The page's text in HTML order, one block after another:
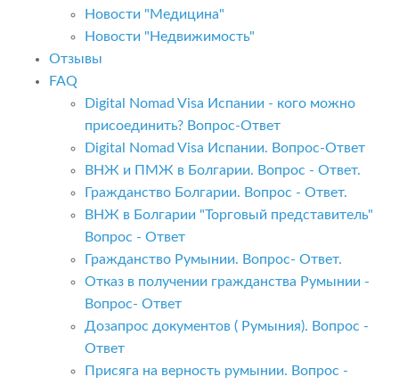
Новости "Медицина"
Новости "Недвижимость"
Отзывы
FAQ
Digital Nomad Visa Испании - кого можно
присоединить? Вопрос-Ответ
Digital Nomad Visa Испании. Вопрос-Ответ
ВНЖ и ПМЖ в Болгарии. Вопрос - Ответ.
Гражданство Болгарии. Вопрос - Ответ.
ВНЖ в Болгарии "Торговый представитель"
Вопрос - Ответ
Гражданство Румынии. Вопрос- Ответ.
Отказ в получении гражданства Румынии -
Вопрос- Ответ
Дозапрос документов ( Румыния). Вопрос -
Ответ
Присяга на верность румынии. Вопрос -